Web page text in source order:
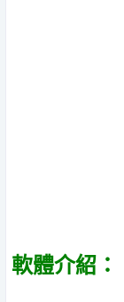
軟體介紹：